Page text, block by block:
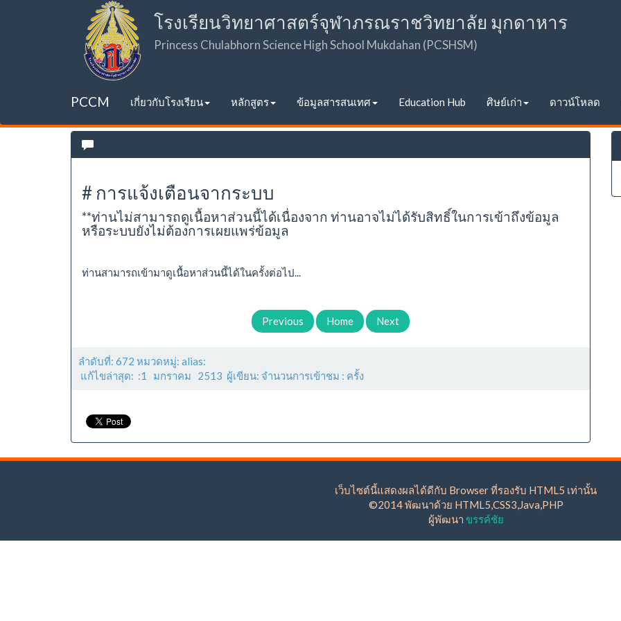
โรงเรียนวิทยาศาสตร์จุฬาภรณราชวิทยาลัย มุกดาหาร
Princess Chulabhorn Science High School Mukdahan (PCSHSM)
PCCM เกี่ยวกับโรงเรียน หลักสูตร ข้อมูลสารสนเทศ Education Hub ศิษย์เก่า ดาวน์โหลด
# การแจ้งเตือนจากระบบ
**ท่านไม่สามารถดูเนื้อหาส่วนนี้ได้เนื่องจาก ท่านอาจไม่ได้รับสิทธิ์ในการเข้าถึงข้อมูล
หรือระบบยังไม่ต้องการเผยแพร่ข้อมูล
ท่านสามารถเข้ามาดูเนื้อหาส่วนนี้ได้ในครั้งต่อไป...
Previous Home Next
ลำดับที่: 672 หมวดหมู่: alias:
แก้ไขล่าสุด: :1 มกราคม 2513 ผู้เขียน: จำนวนการเข้าชม : ครั้ง
เว็บไซต์นี้แสดงผลได้ดีกับ Browser ที่รองรับ HTML5 เท่านั้น
©2014 พัฒนาด้วย HTML5,CSS3,Java,PHP
ผู้พัฒนา ขรรค์ชัย